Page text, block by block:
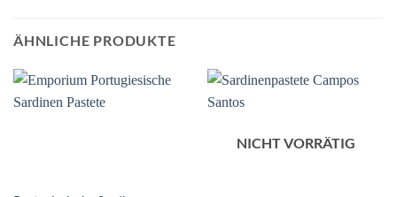
ÄHNLICHE PRODUKTE
NICHT VORRÄTIG